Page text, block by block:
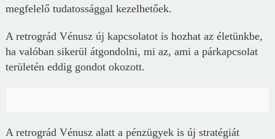
megfelelő tudatossággal kezelhetőek.
A retrográd Vénusz új kapcsolatot is hozhat az életünkbe,
ha valóban sikerül átgondolni, mi az, ami a párkapcsolat
területén eddig gondot okozott.
A retrográd Vénusz alatt a pénzügyek is új stratégiát